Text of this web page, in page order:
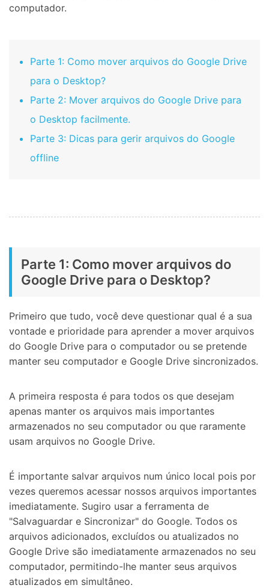
computador.
Parte 1: Como mover arquivos do Google Drive
para o Desktop?
Parte 2: Mover arquivos do Google Drive para
o Desktop facilmente.
Parte 3: Dicas para gerir arquivos do Google
offline
Parte 1: Como mover arquivos do
Google Drive para o Desktop?
Primeiro que tudo, você deve questionar qual é a sua
vontade e prioridade para aprender a mover arquivos
do Google Drive para o computador ou se pretende
manter seu computador e Google Drive sincronizados.
A primeira resposta é para todos os que desejam
apenas manter os arquivos mais importantes
armazenados no seu computador ou que raramente
usam arquivos no Google Drive.
É importante salvar arquivos num único local pois por
vezes queremos acessar nossos arquivos importantes
imediatamente. Sugiro usar a ferramenta de
"Salvaguardar e Sincronizar" do Google. Todos os
arquivos adicionados, excluídos ou atualizados no
Google Drive são imediatamente armazenados no seu
computador, permitindo-lhe manter seus arquivos
atualizados em simultâneo.